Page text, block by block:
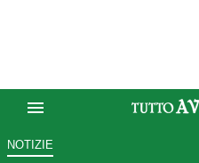
NOTIZIE